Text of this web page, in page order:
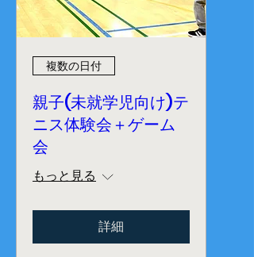
複数の日付
親子(未就学児向け)テ
ニス体験会＋ゲーム
会
もっと見る
詳細